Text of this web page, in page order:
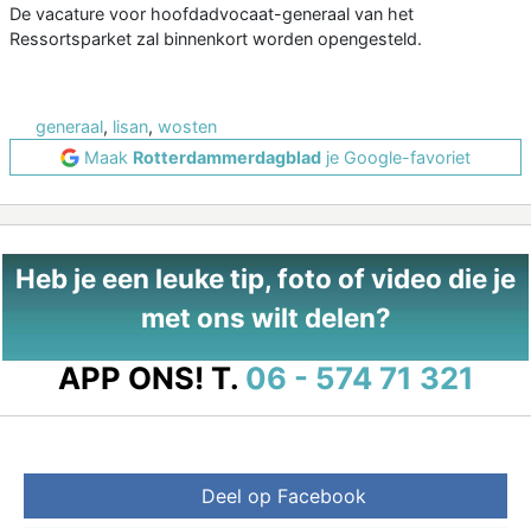
De vacature voor hoofdadvocaat-generaal van het
Ressortsparket zal binnenkort worden opengesteld.
generaal, lisan, wosten
Maak Rotterdammerdagblad je Google-favoriet
Heb je een leuke tip, foto of video die je
met ons wilt delen?
APP ONS! T. 06 - 574 71 321
Deel op Facebook